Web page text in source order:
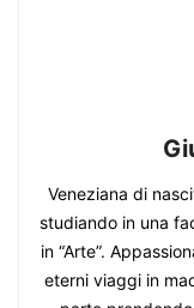
Veneziana di
studiando in una
in “Arte”.
eterni viaggi in